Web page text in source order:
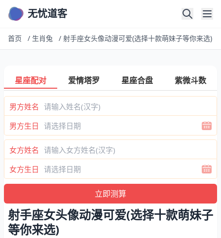
无忧道客
首页 / 生肖兔 / 射手座女头像动漫可爱(选择十款萌妹子等你来选)
星座配对 爱情塔罗 星座合盘 紫微斗数
男方姓名
男方生日
女方姓名
女方生日
射手座女头像动漫可爱(选择十款萌妹子
等你来选)